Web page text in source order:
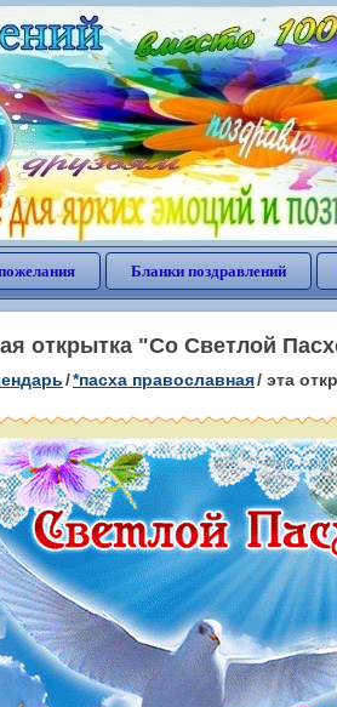
Бланки поздравлений
открытка "Со Светлой
/*пасха православная/ эта